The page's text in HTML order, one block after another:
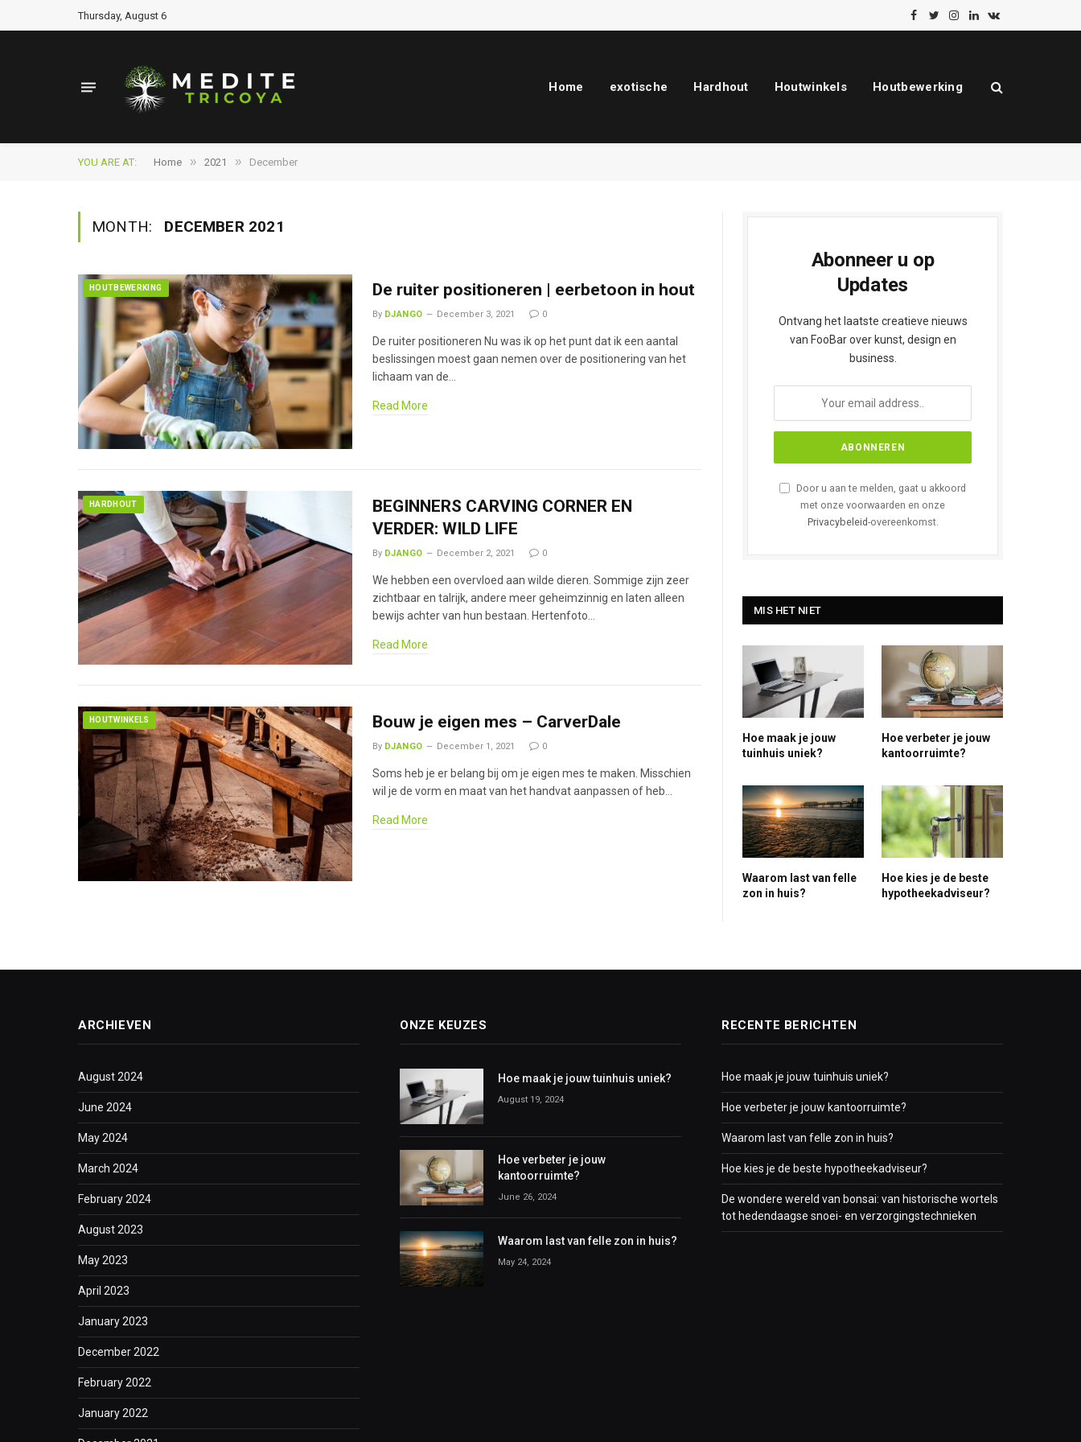
Thursday, August 6
Facebook
TwitterInstagram
LinkedInVKontakte
Home exotische Hardhout Houtwinkels Houtbewerking
YOU ARE AT: Home » 2021 » December
MONTH: DECEMBER 2021
HOUTBEWERKING De ruiter positioneren | eerbetoon in hout
By DJANGO December 3, 2021 0
De ruiter positioneren Nu was ik op het punt dat ik een aantal
beslissingen moest gaan nemen over de positionering van het
lichaam van de…
Read More
HARDHOUT
BEGINNERS CARVING CORNER EN
VERDER: WILD LIFE
By DJANGO December 2, 2021 0
We hebben een overvloed aan wilde dieren. Sommige zijn zeer
zichtbaar en talrijk, andere meer geheimzinnig en laten alleen
bewijs achter van hun bestaan. Hertenfoto…
Read More
HOUTWINKELS Bouw je eigen mes – CarverDale
By DJANGO December 1, 2021 0
Soms heb je er belang bij om je eigen mes te maken. Misschien
wil je de vorm en maat van het handvat aanpassen of heb…
Read More
Abonneer u op
Updates
Ontvang het laatste creatieve nieuws
van FooBar over kunst, design en
business.
Door u aan te melden, gaat u akkoord
met onze voorwaarden en onze
Privacybeleid-overeenkomst.
MIS HET NIET
Hoe maak je jouw
tuinhuis uniek?
Hoe verbeter je jouw
kantoorruimte?
Waarom last van felle
zon in huis?
Hoe kies je de beste
hypotheekadviseur?
ARCHIEVEN
August 2024
June 2024
May 2024
March 2024
February 2024
August 2023
May 2023
April 2023
January 2023
December 2022
February 2022
January 2022
ONZE KEUZES
Hoe maak je jouw tuinhuis uniek?
August 19, 2024
Hoe verbeter je jouw
kantoorruimte?
June 26, 2024
Waarom last van felle zon in huis?
May 24, 2024
RECENTE BERICHTEN
Hoe maak je jouw tuinhuis uniek?
Hoe verbeter je jouw kantoorruimte?
Waarom last van felle zon in huis?
Hoe kies je de beste hypotheekadviseur?
De wondere wereld van bonsai: van historische wortels
tot hedendaagse snoei- en verzorgingstechnieken